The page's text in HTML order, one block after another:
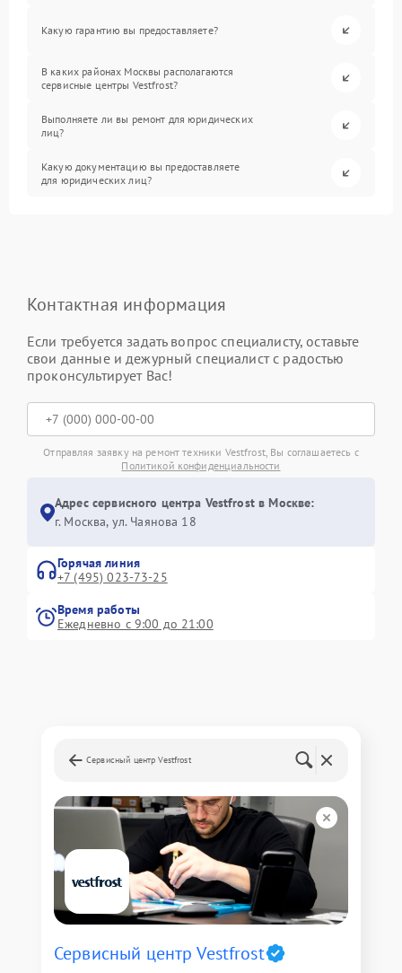
Какую гарантию вы предоставляете?
В каких районах Москвы располагаются
сервисные центры Vestfrost?
Выполняете ли вы ремонт для юридических
лиц?
Какую документацию вы предоставляете
для юридических лиц?
Контактная информация
Если требуется задать вопрос специалисту, оставьте
свои данные и дежурный специалист с радостью
проконсультирует Вас!
Отправляя заявку на ремонт техники Vestfrost, Вы соглашаетесь с
Политикой конфиденциальности
Адрес сервисного центра Vestfrost в Москве:
г. Москва, ул. Чаянова 18
Горячая линия
+7 (495) 023-73-25
Время работы
Ежедневно с 9:00 до 21:00
Сервисный центр Vestfrost
Сервисный центр Vestfrost